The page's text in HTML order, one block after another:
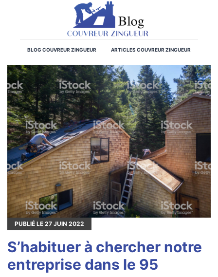
BLOG COUVREUR ZINGUEUR ARTICLES COUVREUR ZINGUEUR
PUBLIÉ LE 27 JUIN 2022
S’habituer à chercher notre
entreprise dans le 95